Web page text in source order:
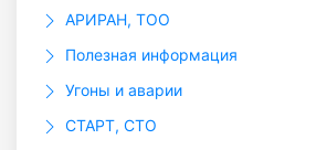
АРИРАН, ТОО
Полезная информация
Угоны и аварии
СТАРТ, СТО